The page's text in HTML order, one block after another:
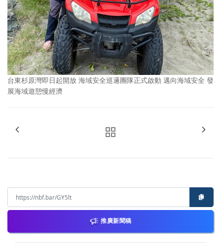
台東杉原灣即日起開放 海域安全巡邏團隊正式啟動 邁向海域安全 發
展海域遊憩慢經濟
推廣新聞稿